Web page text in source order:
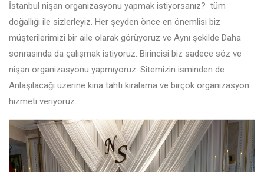
İstanbul nişan organizasyonu yapmak istiyorsanız? tüm
doğallığı ile sizlerleyiz. Her şeyden önce en önemlisi biz
müşterilerimizi bir aile olarak görüyoruz ve Aynı şekilde Daha
sonrasında da çalışmak istiyoruz. Birincisi biz sadece söz ve
nişan organizasyonu yapmıyoruz. Sitemizin isminden de
Anlaşılacağı üzerine kına tahtı kiralama ve birçok organizasyon
hizmeti veriyoruz.